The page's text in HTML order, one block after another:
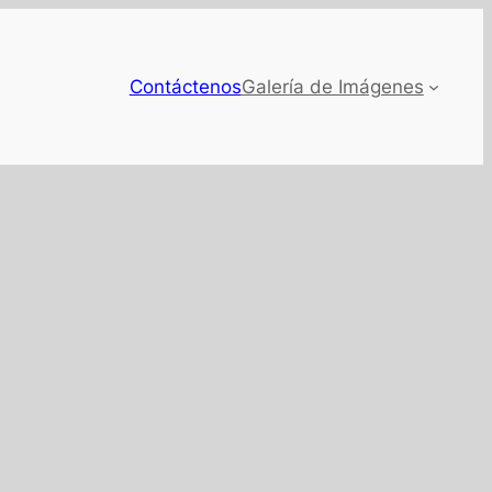
ContáctenosGalería de Imágenes